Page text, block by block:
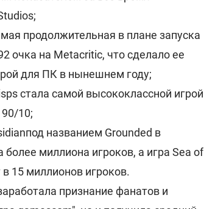
продолжительная в плане запуска
очка на Metacritic, что сделало ее
для ПК в нынешнем году;
стала самой высококлассной игрой
10;
под названием Grounded в
миллиона игроков, а игра Sea of
15 миллионов игроков.
признание фанатов и